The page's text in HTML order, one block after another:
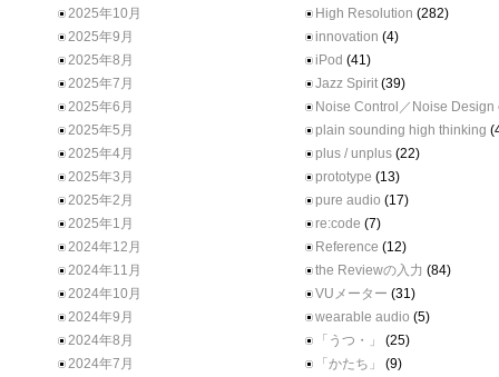
2025年10月
2025年9月
2025年8月
2025年7月
2025年6月
2025年5月
2025年4月
2025年3月
2025年2月
2025年1月
2024年12月
2024年11月
2024年10月
2024年9月
2024年8月
2024年7月
High Resolution (282)
innovation (4)
iPod (41)
Jazz Spirit (39)
Noise Control／Noise Design
plain sounding high thinking
plus / unplus (22)
prototype (13)
pure audio (17)
re:code (7)
Reference (12)
the Reviewの入力 (84)
VUメーター (31)
wearable audio (5)
「うつ・」
(25)
「かたち」
(9)